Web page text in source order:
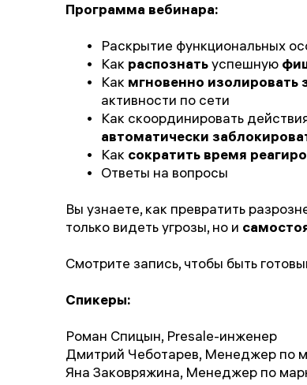
Программа вебинара:
Раскрытие функциональных
Как распознатьуспешную
Как мгновенно изолировать
активности по сети
Как скоординировать
автоматически
Как сократить время
Ответы на вопросы
Вы узнаете, как превратить
только видеть угрозы, но и
Смотрите запись, чтобы быть
Спикеры:
Роман Спицын, Presale-инженер
Дмитрий Чеботарев, Менеджер по
Яна Заковряжина, Менеджер по